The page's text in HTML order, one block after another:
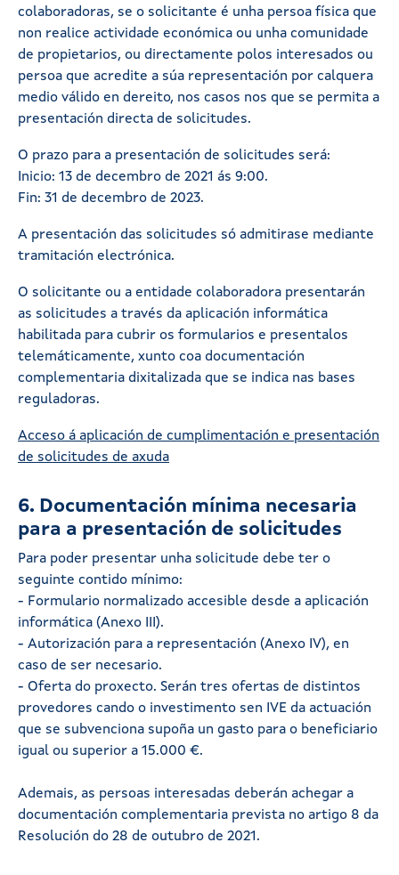
colaboradoras, se o solicitante é unha persoa física que
non realice actividade económica ou unha comunidade
de propietarios, ou directamente polos interesados ou
persoa que acredite a súa representación por calquera
medio válido en dereito, nos casos nos que se permita a
presentación directa de solicitudes.
O prazo para a presentación de solicitudes será:
Inicio: 13 de decembro de 2021 ás 9:00.
Fin: 31 de decembro de 2023.
A presentación das solicitudes só admitirase mediante
tramitación electrónica.
O solicitante ou a entidade colaboradora presentarán
as solicitudes a través da aplicación informática
habilitada para cubrir os formularios e presentalos
telemáticamente, xunto coa documentación
complementaria dixitalizada que se indica nas bases
reguladoras.
Acceso á aplicación de cumplimentación e presentación
de solicitudes de axuda
6. Documentación mínima necesaria
para a presentación de solicitudes
Para poder presentar unha solicitude debe ter o
seguinte contido mínimo:
- Formulario normalizado accesible desde a aplicación
informática (Anexo III).
- Autorización para a representación (Anexo IV), en
caso de ser necesario.
- Oferta do proxecto. Serán tres ofertas de distintos
provedores cando o investimento sen IVE da actuación
que se subvenciona supoña un gasto para o beneficiario
igual ou superior a 15.000 €.
Ademais, as persoas interesadas deberán achegar a
documentación complementaria prevista no artigo 8 da
Resolución do 28 de outubro de 2021.